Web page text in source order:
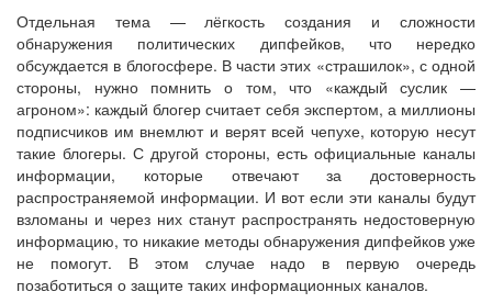
Отдельная тема — лёгкость создания и сложности
обнаружения политических дипфейков, что нередко
обсуждается в блогосфере. В части этих «страшилок», с одной
стороны, нужно помнить о том, что «каждый суслик —
агроном»: каждый блогер считает себя экспертом, а миллионы
подписчиков им внемлют и верят всей чепухе, которую несут
такие блогеры. С другой стороны, есть официальные каналы
информации, которые отвечают за достоверность
распространяемой информации. И вот если эти каналы будут
взломаны и через них станут распространять недостоверную
информацию, то никакие методы обнаружения дипфейков уже
не помогут. В этом случае надо в первую очередь
позаботиться о защите таких информационных каналов.